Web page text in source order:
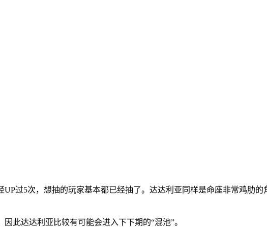
过5次，想抽的玩家基本都已经抽了。达达利亚同样是命座非常鸡肋
此达达利亚比较有可能会进入下下期的“混池”。